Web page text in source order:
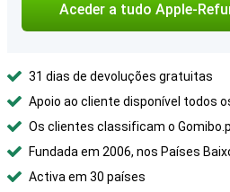
Aceder a tudo Apple-
31 dias de devoluções gratuitas
Apoio ao cliente disponível todos
Os clientes classificam o
Fundada em 2006, nos Países
Activa em 30 países